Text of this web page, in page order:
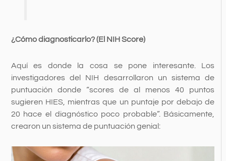
¿Cómo diagnosticarlo? (El NIH Score)
Aquí es donde la cosa se pone interesante. Los
investigadores del NIH desarrollaron un sistema de
puntuación donde “scores de al menos 40 puntos
sugieren HIES, mientras que un puntaje por debajo de
20 hace el diagnóstico poco probable”. Básicamente,
crearon un sistema de puntuación genial: